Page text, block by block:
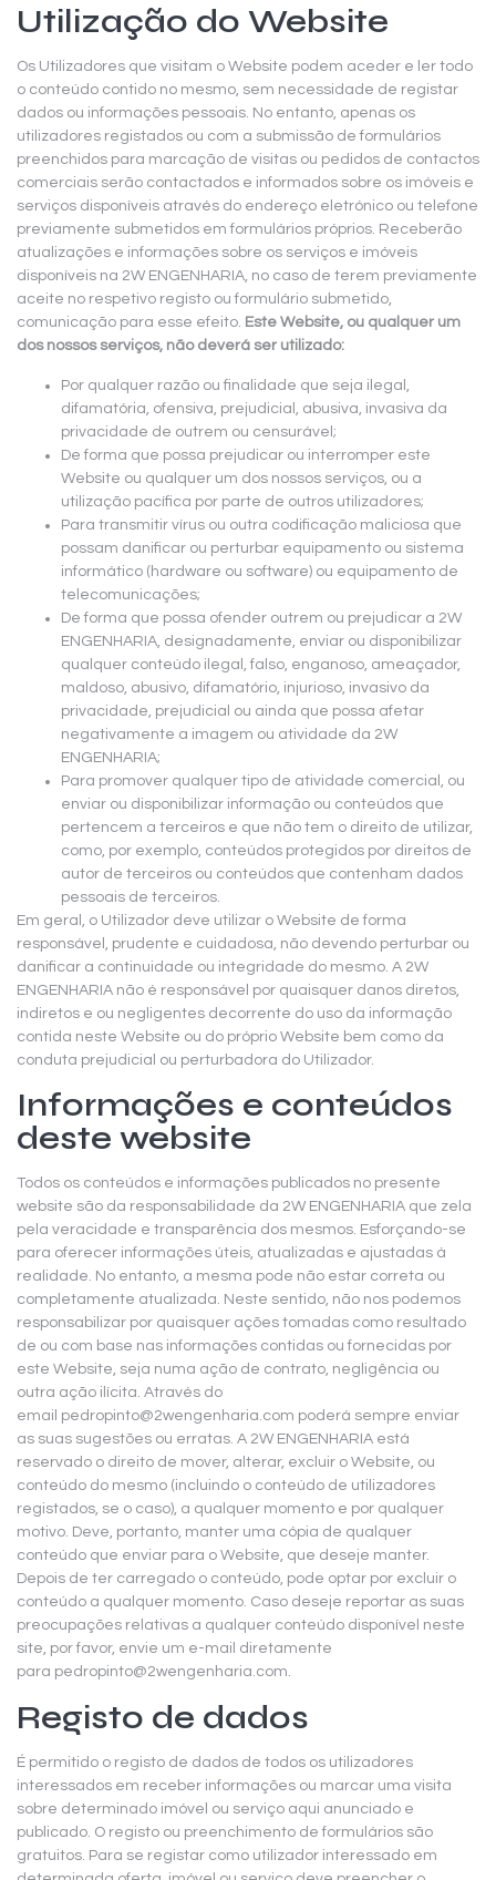
Utilização do Website
Os Utilizadores que visitam o Website podem aceder e ler todo
o conteúdo contido no mesmo, sem necessidade de registar
dados ou informações pessoais. No entanto, apenas os
utilizadores registados ou com a submissão de formulários
preenchidos para marcação de visitas ou pedidos de contactos
comerciais serão contactados e informados sobre os imóveis e
serviços disponíveis através do endereço eletrónico ou telefone
previamente submetidos em formulários próprios. Receberão
atualizações e informações sobre os serviços e imóveis
disponíveis na 2W ENGENHARIA, no caso de terem previamente
aceite no respetivo registo ou formulário submetido,
comunicação para esse efeito. Este Website, ou qualquer um
dos nossos serviços, não deverá ser utilizado:
Por qualquer razão ou finalidade que seja ilegal,
difamatória, ofensiva, prejudicial, abusiva, invasiva da
privacidade de outrem ou censurável;
De forma que possa prejudicar ou interromper este
Website ou qualquer um dos nossos serviços, ou a
utilização pacífica por parte de outros utilizadores;
Para transmitir vírus ou outra codificação maliciosa que
possam danificar ou perturbar equipamento ou sistema
informático (hardware ou software) ou equipamento de
telecomunicações;
De forma que possa ofender outrem ou prejudicar a 2W
ENGENHARIA, designadamente, enviar ou disponibilizar
qualquer conteúdo ilegal, falso, enganoso, ameaçador,
maldoso, abusivo, difamatório, injurioso, invasivo da
privacidade, prejudicial ou ainda que possa afetar
negativamente a imagem ou atividade da 2W
ENGENHARIA;
Para promover qualquer tipo de atividade comercial, ou
enviar ou disponibilizar informação ou conteúdos que
pertencem a terceiros e que não tem o direito de utilizar,
como, por exemplo, conteúdos protegidos por direitos de
autor de terceiros ou conteúdos que contenham dados
pessoais de terceiros.
Em geral, o Utilizador deve utilizar o Website de forma
responsável, prudente e cuidadosa, não devendo perturbar ou
danificar a continuidade ou integridade do mesmo. A 2W
ENGENHARIA não é responsável por quaisquer danos diretos,
indiretos e ou negligentes decorrente do uso da informação
contida neste Website ou do próprio Website bem como da
conduta prejudicial ou perturbadora do Utilizador.
Informações e conteúdos
deste website
Todos os conteúdos e informações publicados no presente
website são da responsabilidade da 2W ENGENHARIA que zela
pela veracidade e transparência dos mesmos. Esforçando-se
para oferecer informações úteis, atualizadas e ajustadas à
realidade. No entanto, a mesma pode não estar correta ou
completamente atualizada. Neste sentido, não nos podemos
responsabilizar por quaisquer ações tomadas como resultado
de ou com base nas informações contidas ou fornecidas por
este Website, seja numa ação de contrato, negligência ou
outra ação ilícita. Através do
email pedropinto@2wengenharia.com poderá sempre enviar
as suas sugestões ou erratas. A 2W ENGENHARIA está
reservado o direito de mover, alterar, excluir o Website, ou
conteúdo do mesmo (incluindo o conteúdo de utilizadores
registados, se o caso), a qualquer momento e por qualquer
motivo. Deve, portanto, manter uma cópia de qualquer
conteúdo que enviar para o Website, que deseje manter.
Depois de ter carregado o conteúdo, pode optar por excluir o
conteúdo a qualquer momento. Caso deseje reportar as suas
preocupações relativas a qualquer conteúdo disponível neste
site, por favor, envie um e-mail diretamente
para pedropinto@2wengenharia.com.
Registo de dados
É permitido o registo de dados de todos os utilizadores
interessados em receber informações ou marcar uma visita
sobre determinado imóvel ou serviço aqui anunciado e
publicado. O registo ou preenchimento de formulários são
gratuitos. Para se registar como utilizador interessado em